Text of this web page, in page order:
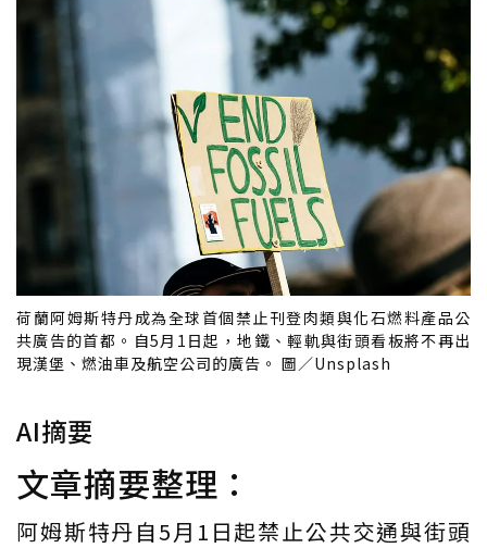
荷蘭阿姆斯特丹成為全球首個禁止刊登肉類與化石燃料產品公
共廣告的首都。自5月1日起，地鐵、輕軌與街頭看板將不再出
現漢堡、燃油車及航空公司的廣告。 圖／Unsplash
AI摘要
文章摘要整理：
阿姆斯特丹自5月1日起禁止公共交通與街頭